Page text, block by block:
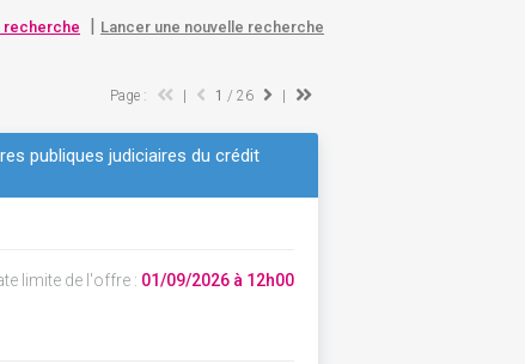
recherche | Lancer une nouvelle recherche
Page : 1 / 26
publiques judiciaires du crédit
limite de l'offre : 01/09/2026 à 12h00